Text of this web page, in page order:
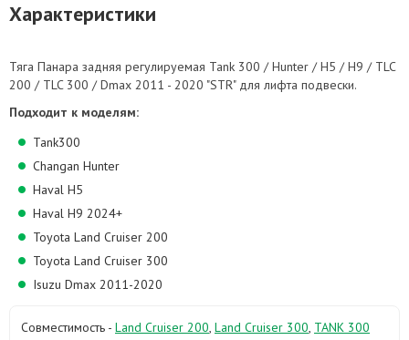
Характеристики
Тяга Панара задняя регулируемая Tank 300 / Hunter / H5 / H9 / TLC
200 / TLC 300 / Dmax 2011 - 2020 "STR" для лифта подвески.
Подходит к моделям:
Tank300
Changan Hunter
Haval H5
Haval H9 2024+
Toyota Land Cruiser 200
Toyota Land Cruiser 300
Isuzu Dmax 2011-2020
Совместимость - Land Cruiser 200, Land Cruiser 300, TANK 300